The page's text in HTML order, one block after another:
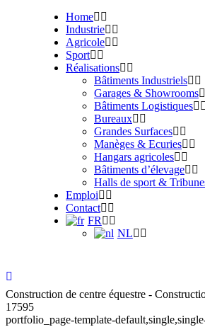
Home
Industrie
Agricole
Sport
Réalisations
Bâtiments Industriels
Garages & Showrooms
Bâtiments Logistiques
Bureaux
Grandes Surfaces
Manèges & Ecuries
Hangars agricoles
Bâtiments d’élevage
Halls de sport &
Emploi
Contact
FR
NL
Construction de centre équestre -
17595
portfolio_page-template-